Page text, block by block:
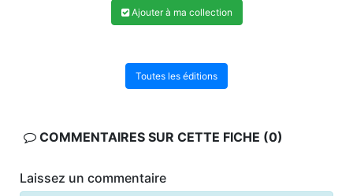
Ajouter à ma collection
Toutes les éditions
COMMENTAIRES SUR CETTE FICHE (0)
Laissez un commentaire